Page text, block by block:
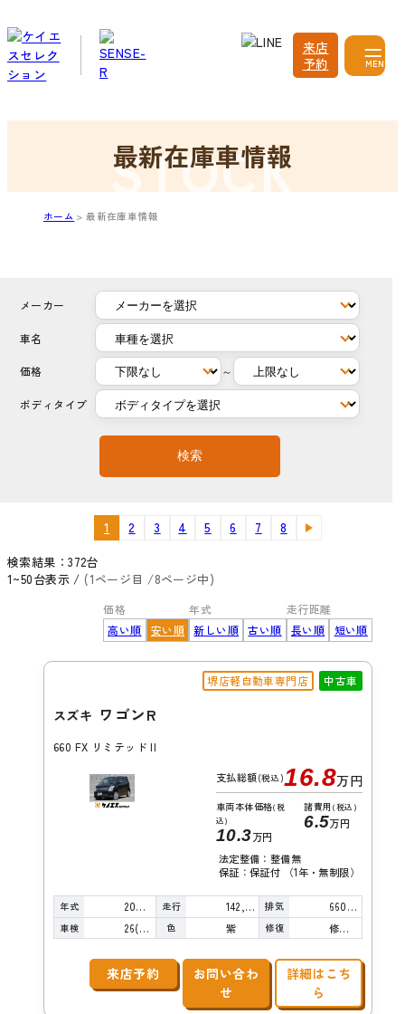
来店
予約
MENU
最新在庫車情報
ホーム 最新在庫車情報
メーカー
車名
価格 ～
ボディタイプ
検索
1 2 3 4 5 6 7 8
検索結果：372台
1~50台表示 /(1ページ目 /8ページ中)
価格
高い順
安い順
年式
新しい順
古い順
走行距離
長い順
短い順
堺店軽自動車専門店 中古車
スズキ ワゴンR
660 FX リミテッド II
支払総額(税込)16.8万円
車両本体価格(税
込)
10.3万円
諸費用 (税込)
6.5万円
法定整備：整備無
保証：保証付 （1年・無制限）
年式 2009年 走行 142,000km 排気 660cc
車検 26(R8)/08 色 紫 修復 修復歴無し
来店予約
お問い合わ
せ
詳細はこち
ら